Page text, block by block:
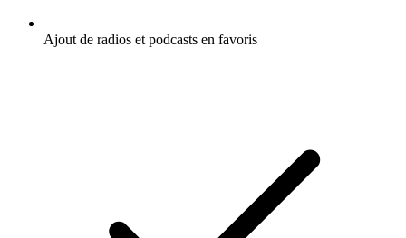
Ajout de radios et podcasts en favoris